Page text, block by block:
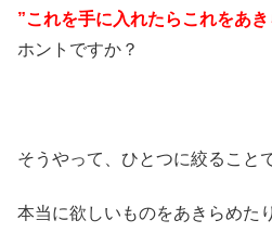
”これを手に入れたらこれをあ
ホントですか？
そうやって、ひとつに絞ること
本当に欲しいものをあきらめた